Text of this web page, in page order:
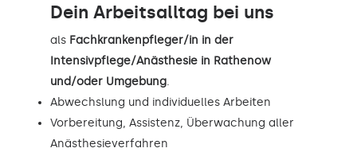
Dein Arbeitsalltag bei uns
als Fachkrankenpfleger/in in der
Intensivpflege/Anästhesie in Rathenow
und/oder Umgebung.
Abwechslung und individuelles Arbeiten
Vorbereitung, Assistenz, Überwachung aller
Anästhesieverfahren